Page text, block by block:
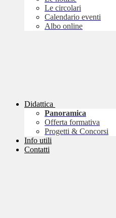
Le circolari
Calendario eventi
Albo online
Didattica
Panoramica
Offerta formativa
Progetti & Concorsi
Info utili
Contatti